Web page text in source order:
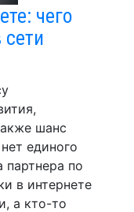
чего
шанс
единого
партнера по
в интернете
а кто-то